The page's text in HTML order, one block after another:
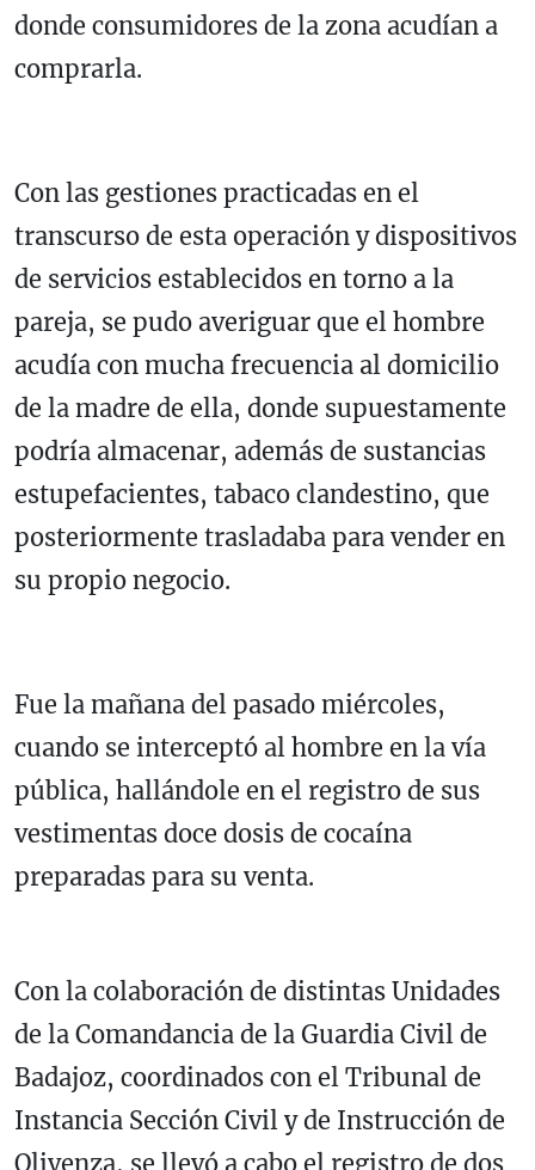
donde consumidores de la zona acudían a
comprarla.
Con las gestiones practicadas en el
transcurso de esta operación y dispositivos
de servicios establecidos en torno a la
pareja, se pudo averiguar que el hombre
acudía con mucha frecuencia al domicilio
de la madre de ella, donde supuestamente
podría almacenar, además de sustancias
estupefacientes, tabaco clandestino, que
posteriormente trasladaba para vender en
su propio negocio.
Fue la mañana del pasado miércoles,
cuando se interceptó al hombre en la vía
pública, hallándole en el registro de sus
vestimentas doce dosis de cocaína
preparadas para su venta.
Con la colaboración de distintas Unidades
de la Comandancia de la Guardia Civil de
Badajoz, coordinados con el Tribunal de
Instancia Sección Civil y de Instrucción de
Olivenza, se llevó a cabo el registro de dos